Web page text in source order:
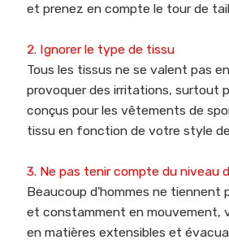
et prenez en compte le tour de
2. Ignorer le type de tissu
Tous les tissus ne se valent pas
provoquer des irritations, surtout
conçus pour les vêtements de
tissu en fonction de votre style
3. Ne pas tenir compte du niveau
Beaucoup d'hommes ne
et constamment en mouvement,
en matières extensibles et